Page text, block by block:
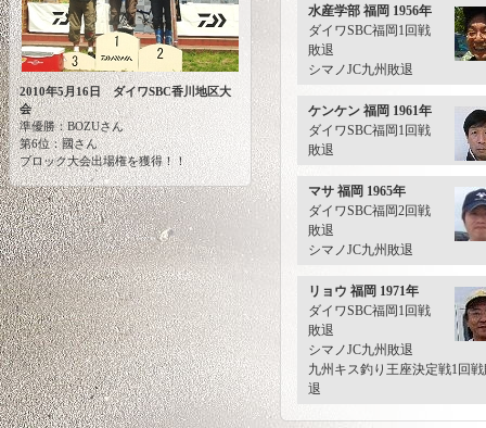
水産学部 福岡 1956年
ダイワSBC福岡1回戦
敗退
シマノJC九州敗退
ケンケン 福岡 1961年
ダイワSBC福岡1回戦
敗退
マサ 福岡 1965年
ダイワSBC福岡2回戦
敗退
シマノJC九州敗退
リョウ 福岡 1971年
ダイワSBC福岡1回戦
敗退
シマノJC九州敗退
九州キス釣り王座決定戦1回
退
2010年5月16日 ダイワSBC香川地区大
会
準優勝：BOZUさん
第6位：國さん
ブロック大会出場権を獲得！！